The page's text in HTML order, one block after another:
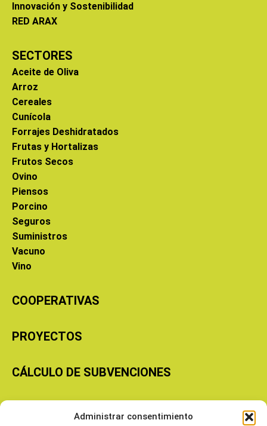
Administrar consentimiento
Innovación y Sostenibilidad
RED ARAX
SECTORES
Aceite de Oliva
Arroz
Cereales
Cunícola
Forrajes Deshidratados
Frutas y Hortalizas
Frutos Secos
Ovino
Piensos
Porcino
Seguros
Suministros
Vacuno
Vino
COOPERATIVAS
PROYECTOS
CÁLCULO DE SUBVENCIONES